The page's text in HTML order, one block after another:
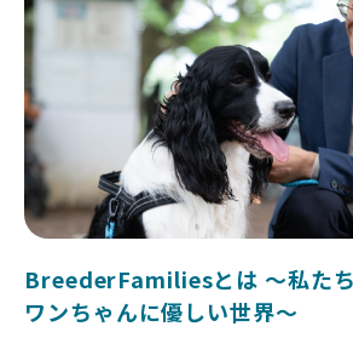
BreederFamiliesとは 〜私たち
ワンちゃんに優しい世界〜